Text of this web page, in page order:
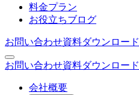
料金プラン
お役立ちブログ
お問い合わせ資料ダウンロード
お問い合わせ資料ダウンロード
会社概要